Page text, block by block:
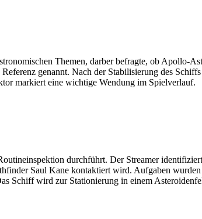
Themen, darber befragte, ob Apollo-
genannt. Nach der Stabilisierung des
markiert eine wichtige Wendung im Spielverlauf.
durchführt. Der Streamer
Saul Kane kontaktiert wird. Aufgaben
Schiff wird zur Stationierung in einem